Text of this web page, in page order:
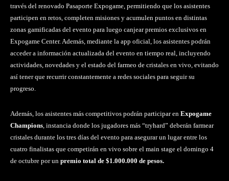
través del renovado Pasaporte Expogame, permitiendo que los asistentes
participen en retos, completen misiones y acumulen puntos en distintas
zonas gamificadas del evento para luego canjear premios exclusivos en
Expogame Center. Además, mediante la app oficial, los asistentes podrán
acceder a información actualizada del evento en tiempo real, incluyendo
actividades, novedades y el estado del farmeo de cristales en vivo, evitando
así tener que recurrir constantemente a redes sociales para seguir su
progreso.
Además, los asistentes más competitivos podrán participar en Expogame
Champions , instancia donde los jugadores más “tryhard” deberán farmear
cristales durante los tres días del evento para asegurar un lugar entre los
cuatro finalistas que competirán en vivo sobre el main stage el domingo 4
de octubre por un premio total de $1.000.000 de pesos.